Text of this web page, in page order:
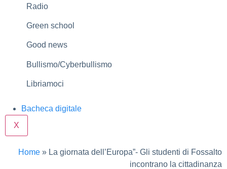
Radio
Green school
Good news
Bullismo/Cyberbullismo
Libriamoci
Bacheca digitale
X
Home » La giornata dell’Europa”- Gli studenti di Fossalto
incontrano la cittadinanza